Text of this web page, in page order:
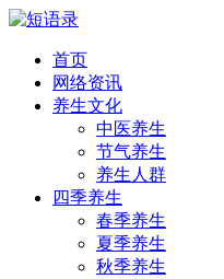
首页
网络资讯
养生文化
中医养生
节气养生
养生人群
四季养生
春季养生
夏季养生
秋季养生